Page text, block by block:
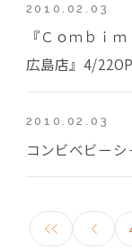
2010.02.03
『Ｃｏｍｂｉ
広島店』4/
2010.02.03
コンビベビー